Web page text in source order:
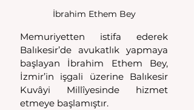
İbrahim Ethem Bey
Memuriyetten istifa ederek
Balıkesir’de avukatlık yapmaya
başlayan İbrahim Ethem Bey,
İzmir’in işgali üzerine Balıkesir
Kuvâyi Millîyesinde hizmet
etmeye başlamıştır.